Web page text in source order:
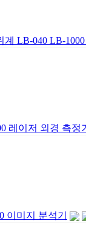
계 LB-040 LB-
레이저 외경 측정
이미지 분석기